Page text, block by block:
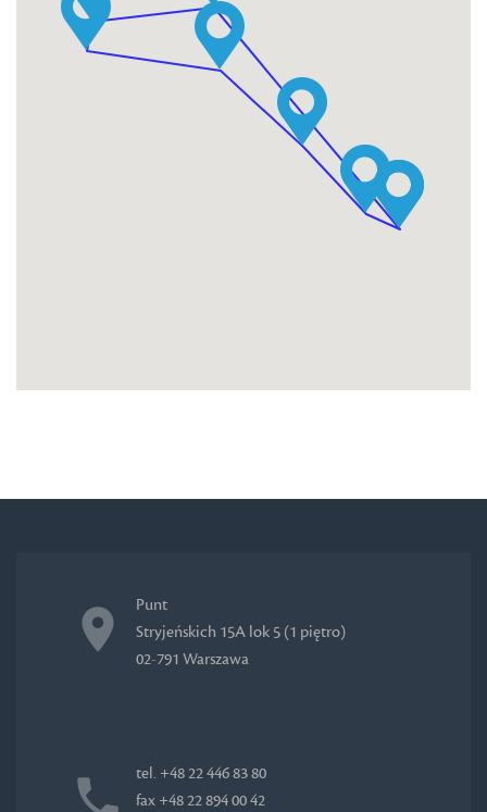
Punt
Stryjeńskich 15A lok 5 (1 piętro)
02-791 Warszawa
tel. +48 22 446 83 80
fax +48 22 894 00 42